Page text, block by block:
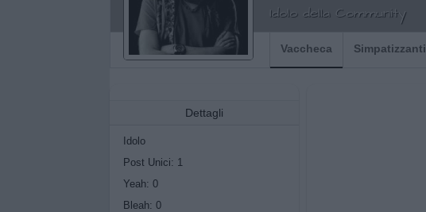
Idolo della Community
Vaccheca Simpatizzanti
Dettagli
Idolo
Post Unici: 1
Yeah: 0
Bleah: 0